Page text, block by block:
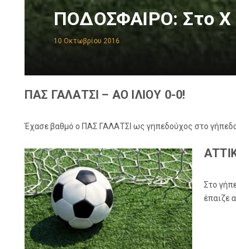
ΠΟΔΟΣΦΑΙΡΟ: Στο
10 Οκτωβρίου 2016
ΠΑΣ ΓΑΛΑΤΣΙ – ΑΟ ΙΛΙΟΥ 0-0!
Έχασε βαθμό ο ΠΑΣ ΓΑΛΑΤΣΙ ως γηπεδούχος στο γήπεδο
Στο
έπαιζε